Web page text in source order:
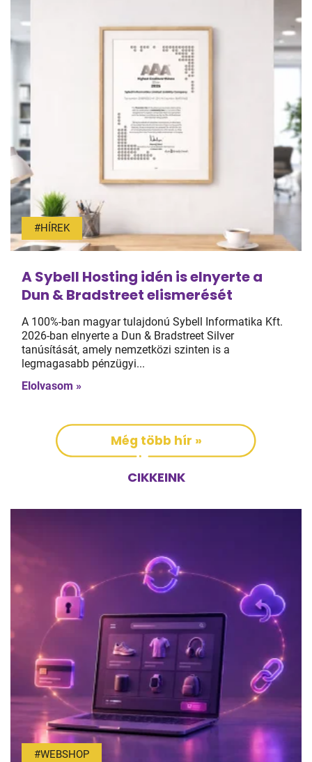
#HÍREK
A Sybell Hosting idén is elnyerte a
Dun & Bradstreet elismerését
A 100%-ban magyar tulajdonú Sybell Informatika Kft.
2026-ban elnyerte a Dun & Bradstreet Silver
tanúsítását, amely nemzetközi szinten is a
legmagasabb pénzügyi...
Elolvasom »
Még több hír »
CIKKEINK
#WEBSHOP